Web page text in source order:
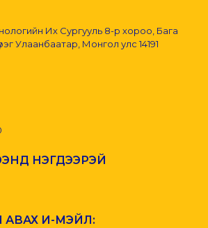
Их Сургууль 8-р хороо, Бага
Улаанбаатар, Монгол улс 14191
НЭГДЭЭРЭЙ
АВАХ И-МЭЙЛ: